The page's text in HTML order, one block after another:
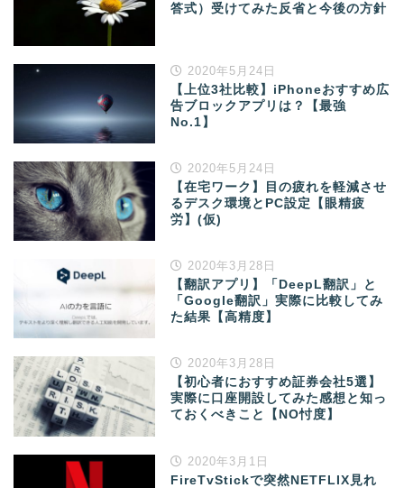
答式）受けてみた反省と今後の方針
2020年5月24日
【上位3社比較】iPhoneおすすめ広
告ブロックアプリは？【最強
No.1】
2020年5月24日
【在宅ワーク】目の疲れを軽減させ
るデスク環境とPC設定【眼精疲
労】(仮)
2020年3月28日
【翻訳アプリ】「DeepL翻訳」と
「Google翻訳」実際に比較してみ
た結果【高精度】
2020年3月28日
【初心者におすすめ証券会社5選】
実際に口座開設してみた感想と知っ
ておくべきこと【NO忖度】
2020年3月1日
FireTvStickで突然NETFLIX見れ